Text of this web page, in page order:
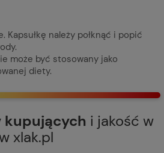
Kapsułkę należy połknąć i popić
może być stosowany jako
diety.
kupujących i jakość w
xlak.pl